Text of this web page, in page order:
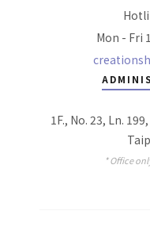
Mon - Fri
1F., No. 23, Ln.
* Office